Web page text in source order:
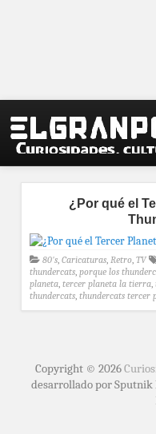
¿Por qué el
80's, Caricaturas, Retro, TV
thundercats, porque los
planeta, tercer planeta la tierra,
thundercats, thundercats tercer
Copyright © 2026
desarrollado por Sputnik